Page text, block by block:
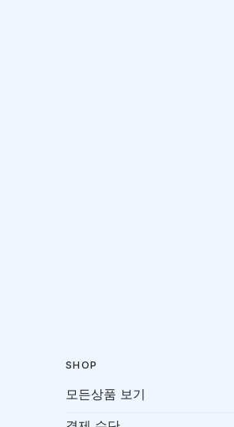
SHOP
모든상품 보기